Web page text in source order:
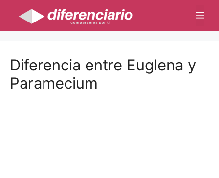
contenido
Diferencia entre Euglena y
Paramecium